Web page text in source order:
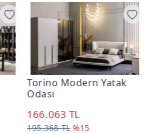
Saray Koltuk Takımı
187.500 TL